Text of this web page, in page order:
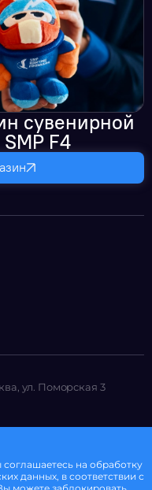
сувенирной
F4
ул. Поморская 3
на обработку
данных, в соответствии с